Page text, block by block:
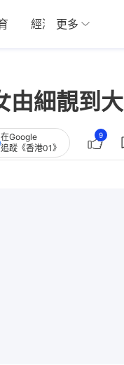
經濟 01深圳
更多
由細靚到大
在Google
追蹤《香港01》
9